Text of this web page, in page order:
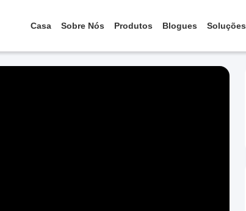
Casa Sobre Nós Produtos Blogues Soluções